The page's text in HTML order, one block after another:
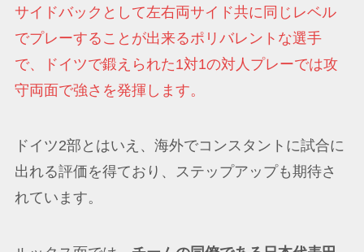
サイドバックとして左右両サイド共に同じレベル
でプレーすることが出来るポリバレントな選手
で、ドイツで鍛えられた1対1の対人プレーでは攻
守両面で強さを発揮します。
ドイツ2部とはいえ、海外でコンスタントに試合に
出れる評価を得ており、ステップアップも期待さ
れています。